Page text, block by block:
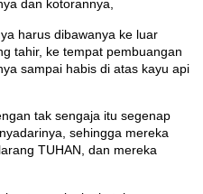
dan kotorannya,
harus dibawanya ke luar
tahir, ke tempat pembuangan
sampai habis di atas kayu api
tak sengaja itu segenap
sehingga mereka
TUHAN, dan mereka